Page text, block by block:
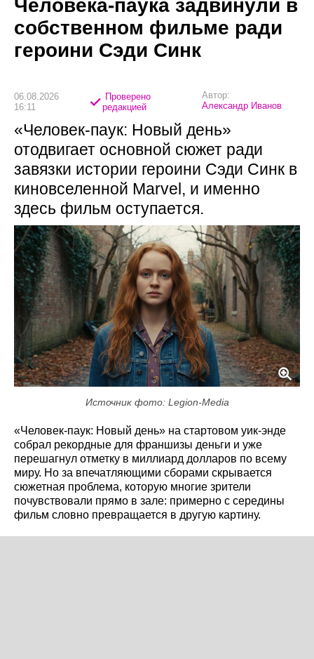
Человека-паука задвинули в
собственном фильме ради
героини Сэди Синк
06.08.2026
16:11
Проверено
редакцией
Автор:
Александр Иванов
«Человек-паук: Новый день»
отодвигает основной сюжет ради
завязки истории героини Сэди Синк в
киновселенной Marvel, и именно
здесь фильм оступается.
Источник фото: Legion-Media
«Человек-паук: Новый день» на стартовом уик-энде
собрал рекордные для франшизы деньги и уже
перешагнул отметку в миллиард долларов по всему
миру. Но за впечатляющими сборами скрывается
сюжетная проблема, которую многие зрители
почувствовали прямо в зале: примерно с середины
фильм словно превращается в другую картину.